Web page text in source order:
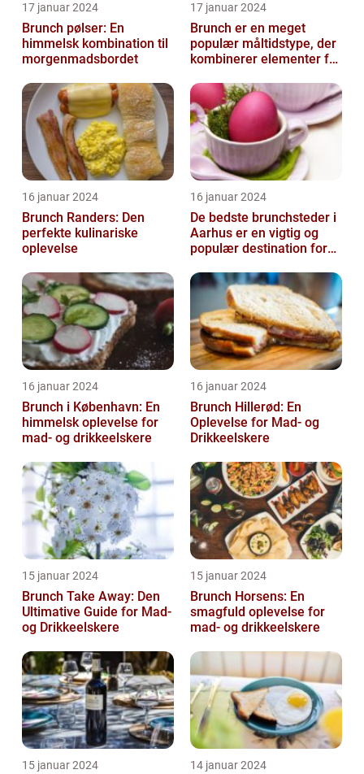
17 januar 2024
Brunch pølser: En
himmelsk kombination til
morgenmadsbordet
17 januar 2024
Brunch er en meget
populær måltidstype, der
kombinerer elementer fra
16 januar 2024
Brunch Randers: Den
perfekte kulinariske
oplevelse
16 januar 2024
De bedste brunchsteder i
Aarhus er en vigtig og
populær destination for
byen...
16 januar 2024
Brunch i København: En
himmelsk oplevelse for
mad- og drikkeelskere
16 januar 2024
Brunch Hillerød: En
Oplevelse for Mad- og
Drikkeelskere
15 januar 2024
Brunch Take Away: Den
Ultimative Guide for Mad-
og Drikkeelskere
15 januar 2024
Brunch Horsens: En
smagfuld oplevelse for
mad- og drikkeelskere
15 januar 2024 14 januar 2024